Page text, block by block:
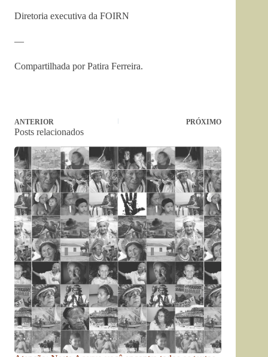
Diretoria executiva da FOIRN
—
Compartilhada por Patira Ferreira.
ANTERIOR PRÓXIMO
Posts relacionados